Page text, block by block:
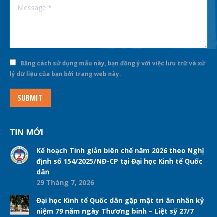
Message *
Bằng cách sử dụng mẫu này, bạn đồng ý với việc lưu trữ và xử
lý dữ liệu của bạn bởi trang web này.
SUBMIT
TIN MỚI
Kế hoạch Tinh giản biên chế năm 2026 theo Nghị
định số 154/2025/NĐ-CP tại Đại học Kinh tế Quốc
dân
29 Tháng 7, 2026
Đại học Kinh tế Quốc dân gặp mặt tri ân nhân kỷ
niệm 79 năm ngày Thương binh – Liệt sỹ 27/7